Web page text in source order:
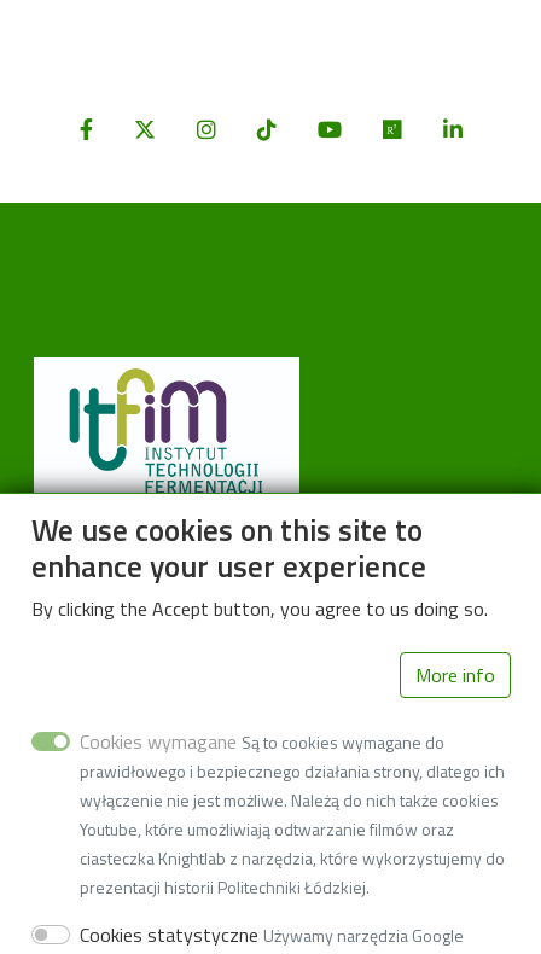
Instytut Technologii Fermentacji i Mikrobiologii
Wydział Biotechnologii i Nauk o Żywności
Tel. 42 631-34-79
Fax 42 631-32-74
email:w5i53@adm.p.lodz.pl
NIP 727-002-18-95, REGON 000001583
Adres do doręczeń elektronicznych: AE:PL-77859-99877-
We use cookies on this site to
enhance your user experience
By clicking the Accept button, you agree to us doing so.
More info
Cookies wymagane Są to cookies wymagane do
prawidłowego i bezpiecznego działania strony, dlatego ich
wyłączenie nie jest możliwe. Należą do nich także cookies
Youtube, które umożliwiają odtwarzanie filmów oraz
ciasteczka Knightlab z narzędzia, które wykorzystujemy do
prezentacji historii Politechniki Łódzkiej.
Cookies statystyczne Używamy narzędzia Google